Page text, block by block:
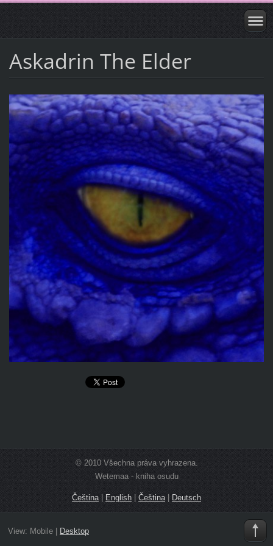
Askadrin The Elder
© 2010 Všechna práva vyhrazena.
Wetemaa - kniha osudu
Čeština| English | Čeština | Deutsch
View: Mobile| Desktop